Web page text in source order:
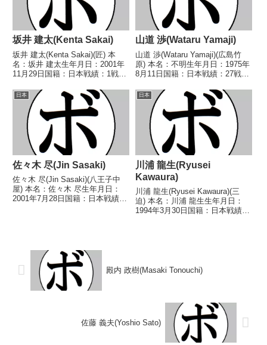
坂井 建太(Kenta Sakai)
坂井 建太(Kenta Sakai)(匠) 本
名：坂井 建太生年月日：2001年
11月29日国籍：日本戦績：1戦1
歴】2025/11/23 △4R判定 1-
1(40-36、37-39、38-38) ミルキ
ー 中...
山道 渉(Wataru Yamaji)
山道 渉(Wataru Yamaji)(広島竹
原) 本名：不明生年月日：1975年
8月11日国籍：日本戦績：27戦18
ル】なし 【戦歴】1994/06/12
○1RKO 打山 学(久留米櫛
間)1994/0...
日本
佐々木 尽(Jin Sasaki)
佐々木 尽(Jin Sasaki)(八王子中
屋) 本名：佐々木 尽生年月日：
2001年7月28日国籍：日本戦績：
日本
川浦 龍生(Ryusei
Kawaura)
川浦 龍生(Ryusei Kawaura)(三
迫) 本名：川浦 龍生生年月日：
1994年3月30日国籍：日本戦績：
殿内 政樹(Masaki Tonouchi)
佐藤 義夫(Yoshio Sato)